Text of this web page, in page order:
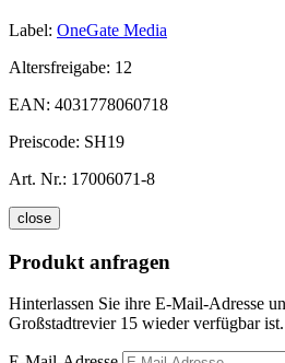
Label: OneGate Media
Altersfreigabe: 12
EAN: 4031778060718
Preiscode: SH19
Art. Nr.: 17006071-8
close
Produkt anfragen
Hinterlassen Sie ihre E-Mail-Adresse
Großstadtrevier 15 wieder verfügbar ist.